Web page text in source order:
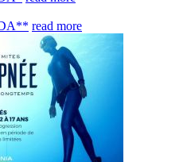
read more